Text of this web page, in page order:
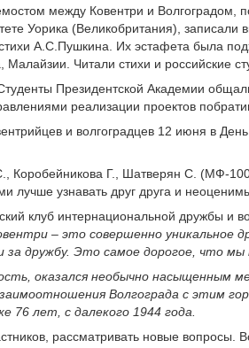
между Ковентри и
Уорика (Великобритания),
А.С.Пушкина. Их эстафета была
Читали стихи и российские
Президентской Академии
реализации проектов
и волгоградцев 12 июня в
Коробейникова Г., Шатверян С. (МФ-
лучше узнавать друг друга и
клуб интернациональной дружбы и
– это совершенно уникальное
дружбу. Это самое дорогое, что
оказался необычно насыщенным
Волгограда с этим
лет, с далекого 1944 года.
рассматривать новые вопросы.